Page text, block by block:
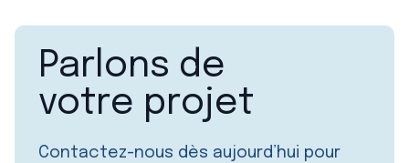
Parlons de
votre projet
Contactez-nous dès aujourd’hui pour